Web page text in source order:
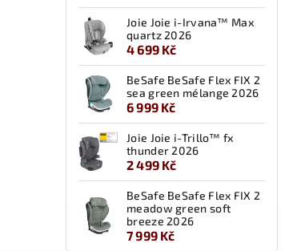
Joie Joie i-Irvana™ Max
quartz 2026
4 699 Kč
BeSafe BeSafe Flex FIX 2
sea green mélange 2026
6 999 Kč
Joie Joie i-Trillo™ fx
thunder 2026
2 499 Kč
BeSafe BeSafe Flex FIX 2
meadow green soft
breeze 2026
7 999 Kč